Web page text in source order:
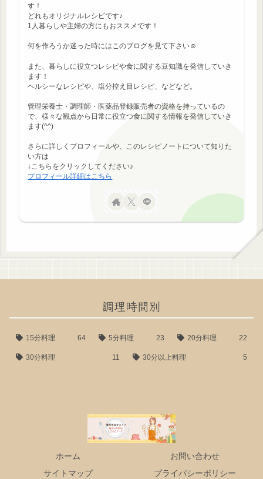
す！
どれもオリジナルレシピです♪
1人暮らしや主婦の方にもおススメです！
何を作ろうか迷った時にはこのブログを見て下さい☺
また、暮らしに役立つレシピや食に関する豆知識を発信していき
ます！
ヘルシーなレシピや、塩分控え目レシピ、などなど。
管理栄養士・調理師・医薬品登録販売者の資格を持っているの
で、様々な観点から日常に役立つ食に関する情報を発信していき
ます(^^)
さらに詳しくプロフィールや、このレシピノートについて知りた
い方は
↓こちらをクリックしてください♪
プロフィール詳細はこちら
調理時間別
15分料理 64 5分料理 23 20分料理 22
30分料理 11 30分以上料理 5
ホーム
お問い合わせ
サイトマップ
プライバシーポリシー